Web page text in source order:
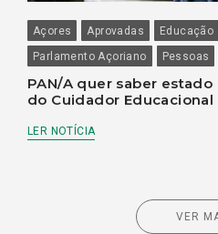
Açores Aprovadas Educação
Parlamento Açoriano
Pessoas
PAN/A quer saber
do Cuidador Educacional
LER NOTÍCIA
VER